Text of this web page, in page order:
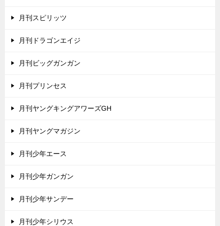
月刊スピリッツ
月刊ドラゴンエイジ
月刊ビッグガンガン
月刊プリンセス
月刊ヤングキングアワーズGH
月刊ヤングマガジン
月刊少年エース
月刊少年ガンガン
月刊少年サンデー
月刊少年シリウス